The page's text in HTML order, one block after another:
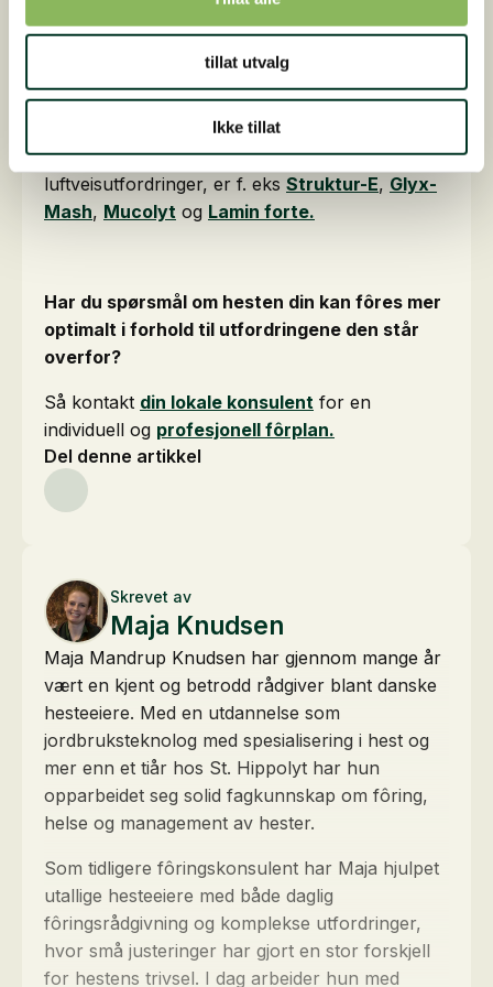
tillat utvalg
Ikke tillat
med en større mengde prebiotiske ingredienser,
som det kan trives på.
Produkter i St. Hippolyts sortiment, som er
spesielt velegnede til hester med
luftveisutfordringer, er f. eks Struktur-E, Glyx-
Mash, Mucolyt og Lamin forte.
Har du spørsmål om hesten din kan fôres mer
optimalt i forhold til utfordringene den står
overfor?
Så kontakt din lokale konsulent for en
individuell og profesjonell fôrplan.
Del denne artikkel
Skrevet av
Maja Knudsen
Maja Mandrup Knudsen har gjennom mange år
vært en kjent og betrodd rådgiver blant danske
hesteeiere. Med en utdannelse som
jordbruksteknolog med spesialisering i hest og
mer enn et tiår hos St. Hippolyt har hun
opparbeidet seg solid fagkunnskap om fôring,
helse og management av hester.
Som tidligere fôringskonsulent har Maja hjulpet
utallige hesteeiere med både daglig
fôringsrådgivning og komplekse utfordringer,
hvor små justeringer har gjort en stor forskjell
for hestens trivsel. I dag arbeider hun med